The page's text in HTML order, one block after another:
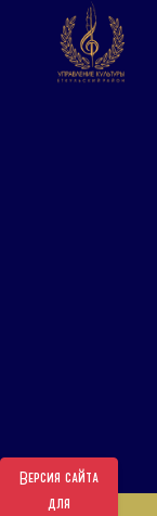
Версия сайта
для